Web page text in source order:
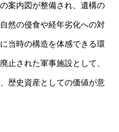
案内図が整備され、遺構の
然の侵食や経年劣化への対
当時の構造を体感できる環
止された軍事施設として、
歴史資産としての価値が意